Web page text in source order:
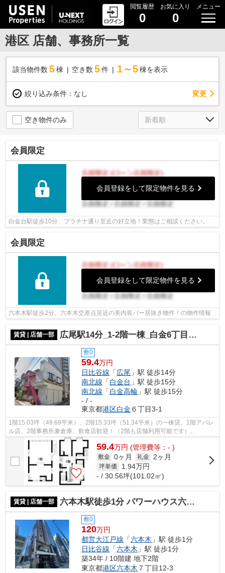
閲覧履歴
0
お気に入り
0
メニュー
港区 店舗、事務所一覧
該当物件数 5棟 空き数 5 件 1～5 棟を表示
絞り込み条件： なし 変更
空き物件のみ
会員限定
会員登録をして限定物件を見る
白金台駅徒歩10分、プラチナ通り至近の好立地！業態はご相談ください。
会員限定
会員登録をして限定物件を見る
六本木駅徒歩2分、六本木交差点至近の美内装バー居抜き物件！の物件情報
賃貸 | 店舗一部 広尾駅14分_1-2階一棟_白金6丁目戸建て_合計30.56坪_飲食歓迎
敷0
59.4万円
日比谷線 「広尾 」駅 徒歩14分
南北線 「白金台 」駅 徒歩15分
南北線 「白金高輪 」駅 徒歩15分
- / -
東京都港区白金 ６丁目3-1
1階15.03坪（49.69平米）、2階15.33坪（51.34平米）の一棟貸。1階アパレ
ル店、2階事務所兼倉庫。飲食店歓迎！（2階も店舗利用可能です）。
59.4万円 (管理費等：- )
敷金 0ヶ月 礼金 2ヶ月
坪単価 1.94万円
- / 30.56坪(101.02㎡)
賃貸 | 店舗一部 六本木駅徒歩1分 パワーハウス六本木
敷0
120万円
都営大江戸線 「六本木 」駅 徒歩1分
日比谷線 「六本木 」駅 徒歩1分
築34年 / 10階建 地下2階
東京都港区六本木 ７丁目12-3